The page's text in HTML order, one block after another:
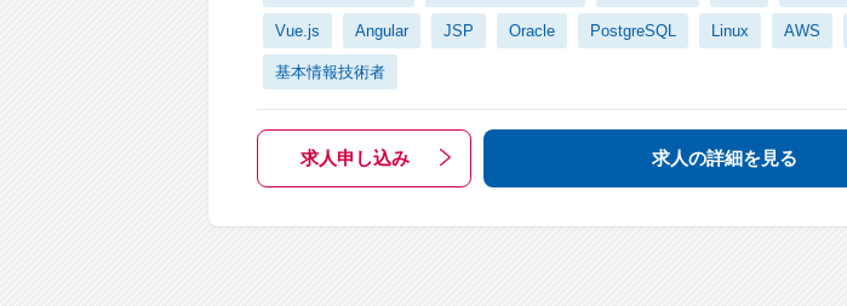
Vue.js Angular JSP Oracle PostgreSQL Linux AWS
基本情報技術者
求人申し込み 求人の詳細を見る